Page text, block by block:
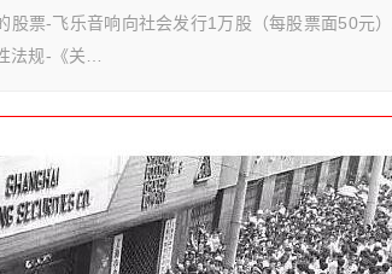
票-飞乐音响向社会发行1万股（每股票面50元
法规-《关…